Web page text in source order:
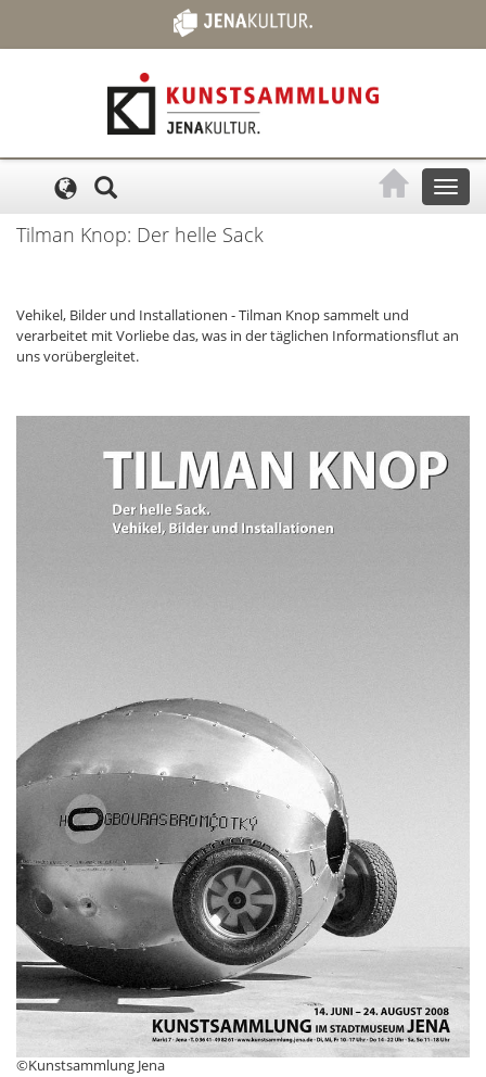
Toggle
Tilman Knop: Der helle Sack
Vehikel, Bilder und Installationen - Tilman Knop sammelt und
verarbeitet mit Vorliebe das, was in der täglichen Informationsflut an
uns vorübergleitet.
©Kunstsammlung Jena